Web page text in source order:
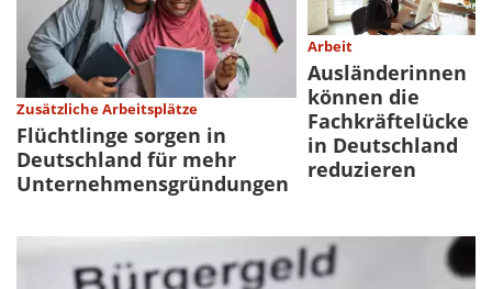
Zusätzliche Arbeitsplätze
Flüchtlinge sorgen in
Deutschland für mehr
Unternehmensgründungen
Arbeit
Ausländerinnen
können die
Fachkräftelücke
in Deutschland
reduzieren